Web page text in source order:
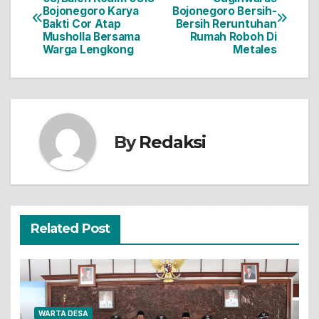
pos
Bojonegoro Bersih-
Bersih Reruntuhan
Rumah Roboh Di
Metales
Bojonegoro Karya
Bakti Cor Atap
Musholla Bersama
Warga Lengkong
ByRedaksi
Related Post
WARTA DESA